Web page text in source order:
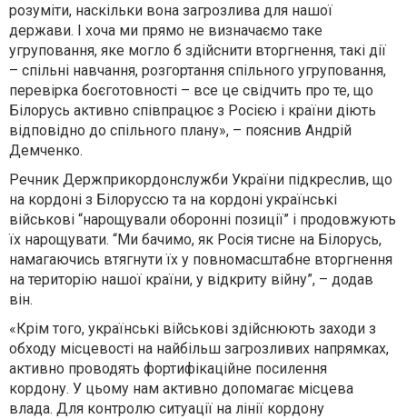
розуміти, наскільки вона загрозлива для нашої
держави. І хоча ми прямо не визначаємо таке
угруповання, яке могло б здійснити вторгнення, такі дії
– спільні навчання, розгортання спільного угруповання,
перевірка боєготовності – все це свідчить про те, що
Білорусь активно співпрацює з Росією і країни діють
відповідно до спільного плану», – пояснив Андрій
Демченко.
Речник Держприкордонслужби України підкреслив, що
на кордоні з Білоруссю та на кордоні українські
військові “нарощували оборонні позиції” і продовжують
їх нарощувати. “Ми бачимо, як Росія тисне на Білорусь,
намагаючись втягнути їх у повномасштабне вторгнення
на територію нашої країни, у відкриту війну”, – додав
він.
«Крім того, українські військові здійснюють заходи з
обходу місцевості на найбільш загрозливих напрямках,
активно проводять фортифікаційне посилення
кордону. У цьому нам активно допомагає місцева
влада. Для контролю ситуації на лінії кордону